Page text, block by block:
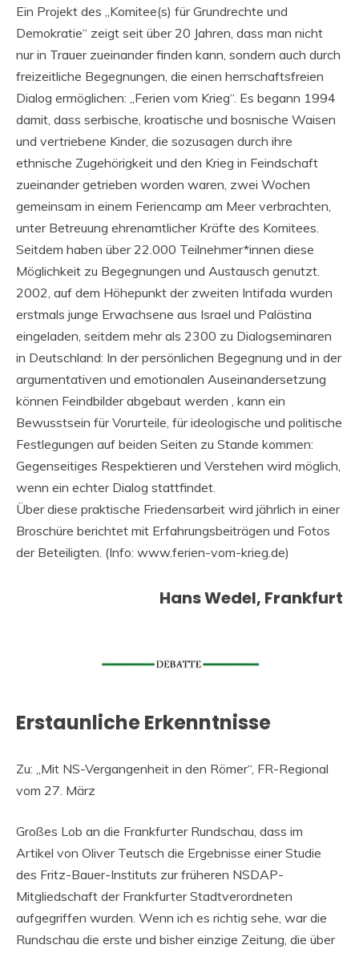
Ein Projekt des „Komitee(s) für Grundrechte und
Demokratie“ zeigt seit über 20 Jahren, dass man nicht
nur in Trauer zueinander finden kann, sondern auch durch
freizeitliche Begegnungen, die einen herrschaftsfreien
Dialog ermöglichen: „Ferien vom Krieg“. Es begann 1994
damit, dass serbische, kroatische und bosnische Waisen
und vertriebene Kinder, die sozusagen durch ihre
ethnische Zugehörigkeit und den Krieg in Feindschaft
zueinander getrieben worden waren, zwei Wochen
gemeinsam in einem Feriencamp am Meer verbrachten,
unter Betreuung ehrenamtlicher Kräfte des Komitees.
Seitdem haben über 22.000 Teilnehmer*innen diese
Möglichkeit zu Begegnungen und Austausch genutzt.
2002, auf dem Höhepunkt der zweiten Intifada wurden
erstmals junge Erwachsene aus Israel und Palästina
eingeladen, seitdem mehr als 2300 zu Dialogseminaren
in Deutschland: In der persönlichen Begegnung und in der
argumentativen und emotionalen Auseinandersetzung
können Feindbilder abgebaut werden , kann ein
Bewusstsein für Vorurteile, für ideologische und politische
Festlegungen auf beiden Seiten zu Stande kommen:
Gegenseitiges Respektieren und Verstehen wird möglich,
wenn ein echter Dialog stattfindet.
Über diese praktische Friedensarbeit wird jährlich in einer
Broschüre berichtet mit Erfahrungsbeiträgen und Fotos
der Beteiligten. (Info: www.ferien-vom-krieg.de)
Hans Wedel, Frankfurt
Erstaunliche Erkenntnisse
Zu: „Mit NS-Vergangenheit in den Römer“, FR-Regional
vom 27. März
Großes Lob an die Frankfurter Rundschau, dass im
Artikel von Oliver Teutsch die Ergebnisse einer Studie
des Fritz-Bauer-Instituts zur früheren NSDAP-
Mitgliedschaft der Frankfurter Stadtverordneten
aufgegriffen wurden. Wenn ich es richtig sehe, war die
Rundschau die erste und bisher einzige Zeitung, die über